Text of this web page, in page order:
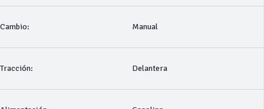
Cambio: Manual
Tracción: Delantera